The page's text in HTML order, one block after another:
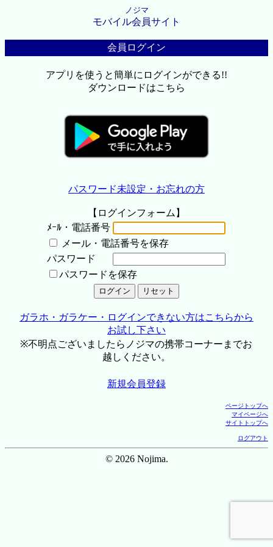
ノジマ
モバイル会員サイト
会員ログイン
アプリを使うと簡単にログインができる!!
ダウンロードはこちら
パスワード未設定・お忘れの方
【ログインフォーム】
ﾒｰﾙ・電話番号
メール・電話番号を保存
パスワード
パスワードを保存
ガラホ・ガラケー・ログインできない方はこちらから
お試し下さい
※不明点ございましたらノジマの携帯コーナーまでお
越しください。
新規会員登録
ページトップへ
マイページへ
サイトトップへ
ログアウト
© 2026 Nojima.